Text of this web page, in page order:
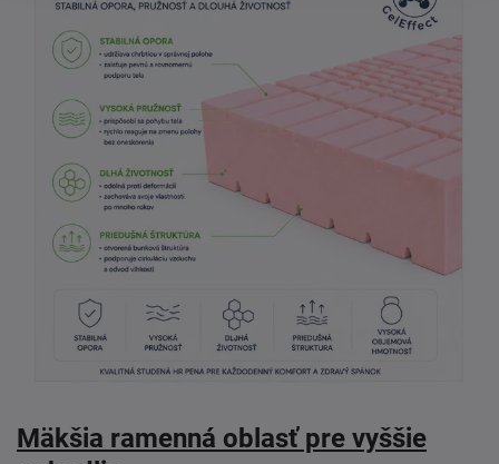
Mäkšia ramenná oblasť pre vyššie